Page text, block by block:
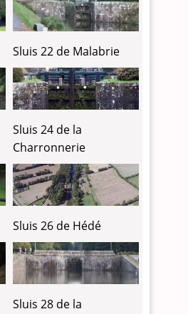
Sluis 22 de Malabrie
Sluis 24 de la
Charronnerie
Sluis 26 de Hédé
Sluis 28 de la